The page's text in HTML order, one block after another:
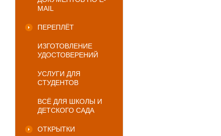
MAIL
ПЕРЕПЛЁТ
ИЗГОТОВЛЕНИЕ
УДОСТОВЕРЕНИЙ
УСЛУГИ ДЛЯ
СТУДЕНТОВ
ВСЁ ДЛЯ ШКОЛЫ И
ДЕТСКОГО САДА
ОТКРЫТКИ